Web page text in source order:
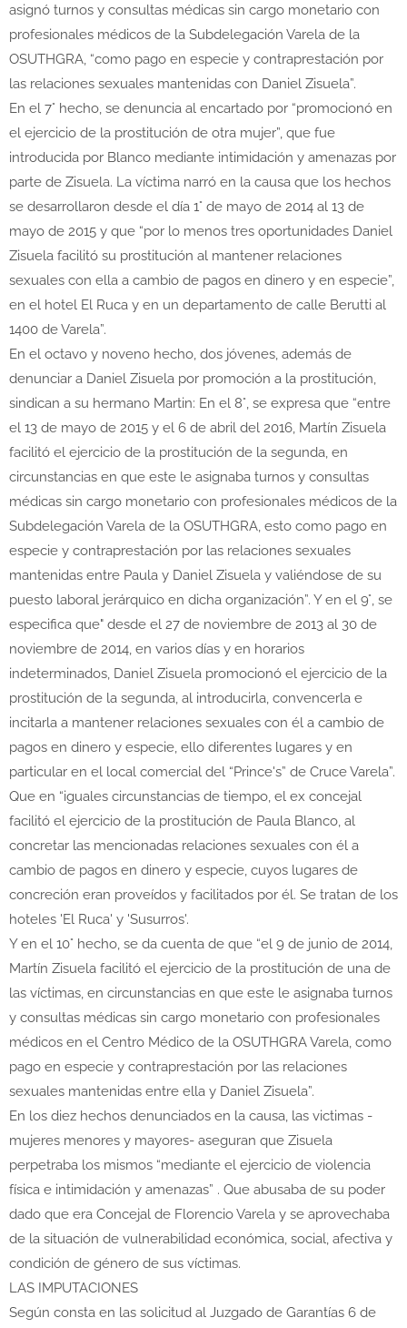
asignó turnos y consultas médicas sin cargo monetario con
profesionales médicos de la Subdelegación Varela de la
OSUTHGRA, “como pago en especie y contraprestación por
las relaciones sexuales mantenidas con Daniel Zisuela”.
En el 7° hecho, se denuncia al encartado por “promocionó en
el ejercicio de la prostitución de otra mujer”, que fue
introducida por Blanco mediante intimidación y amenazas por
parte de Zisuela. La víctima narró en la causa que los hechos
se desarrollaron desde el día 1° de mayo de 2014 al 13 de
mayo de 2015 y que “por lo menos tres oportunidades Daniel
Zisuela facilitó su prostitución al mantener relaciones
sexuales con ella a cambio de pagos en dinero y en especie”,
en el hotel El Ruca y en un departamento de calle Berutti al
1400 de Varela”.
En el octavo y noveno hecho, dos jóvenes, además de
denunciar a Daniel Zisuela por promoción a la prostitución,
sindican a su hermano Martin: En el 8°, se expresa que “entre
el 13 de mayo de 2015 y el 6 de abril del 2016, Martín Zisuela
facilitó el ejercicio de la prostitución de la segunda, en
circunstancias en que este le asignaba turnos y consultas
médicas sin cargo monetario con profesionales médicos de la
Subdelegación Varela de la OSUTHGRA, esto como pago en
especie y contraprestación por las relaciones sexuales
mantenidas entre Paula y Daniel Zisuela y valiéndose de su
puesto laboral jerárquico en dicha organización”. Y en el 9°, se
especifica que" desde el 27 de noviembre de 2013 al 30 de
noviembre de 2014, en varios días y en horarios
indeterminados, Daniel Zisuela promocionó el ejercicio de la
prostitución de la segunda, al introducirla, convencerla e
incitarla a mantener relaciones sexuales con él a cambio de
pagos en dinero y especie, ello diferentes lugares y en
particular en el local comercial del “Prince's” de Cruce Varela”.
Que en “iguales circunstancias de tiempo, el ex concejal
facilitó el ejercicio de la prostitución de Paula Blanco, al
concretar las mencionadas relaciones sexuales con él a
cambio de pagos en dinero y especie, cuyos lugares de
concreción eran proveídos y facilitados por él. Se tratan de los
hoteles 'El Ruca' y 'Susurros'.
Y en el 10° hecho, se da cuenta de que “el 9 de junio de 2014,
Martín Zisuela facilitó el ejercicio de la prostitución de una de
las víctimas, en circunstancias en que este le asignaba turnos
y consultas médicas sin cargo monetario con profesionales
médicos en el Centro Médico de la OSUTHGRA Varela, como
pago en especie y contraprestación por las relaciones
sexuales mantenidas entre ella y Daniel Zisuela”.
En los diez hechos denunciados en la causa, las victimas -
mujeres menores y mayores- aseguran que Zisuela
perpetraba los mismos “mediante el ejercicio de violencia
física e intimidación y amenazas” . Que abusaba de su poder
dado que era Concejal de Florencio Varela y se aprovechaba
de la situación de vulnerabilidad económica, social, afectiva y
condición de género de sus víctimas.
LAS IMPUTACIONES
Según consta en las solicitud al Juzgado de Garantías 6 de